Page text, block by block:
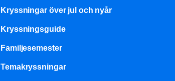
Kryssningar över jul och nyår
Kryssningsguide
Familjesemester
Temakryssningar